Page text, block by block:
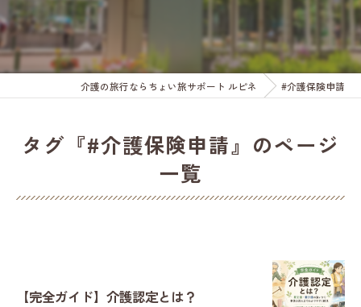
介護の旅行ならちょい旅サポート ルピネ #介護保険申請
タグ『#介護保険申請』のページ
一覧
【完全ガイド】介護認定とは？